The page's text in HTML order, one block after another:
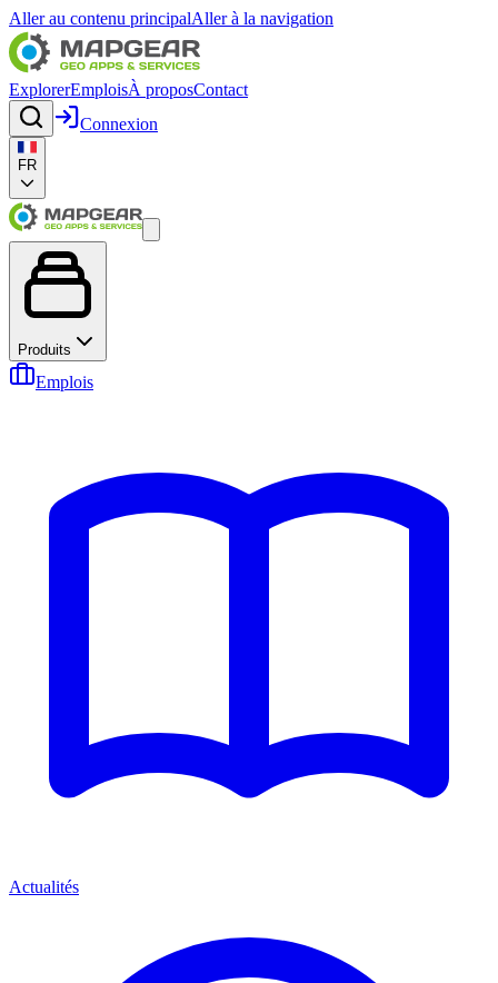
Aller au contenu principalAller à la navigation
ExplorerEmploisÀ proposContact
Connexion
FR
Produits
Emplois
Actualités